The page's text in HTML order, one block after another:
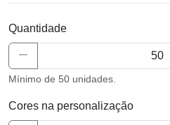
Quantidade
Mínimo de 50 unidades.
Cores na personalização